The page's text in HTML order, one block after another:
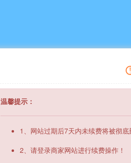
温馨提示：
1、网站过期后7天内未续费将被彻底
2、请登录商家网站进行续费操作！